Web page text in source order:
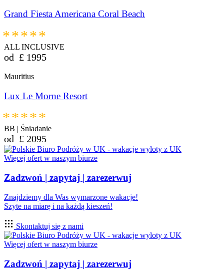
Grand Fiesta Americana Coral Beach
*****
ALL INCLUSIVE
od £ 1995
Mauritius
Lux Le Morne Resort
*****
BB | Śniadanie
od £ 2095
Więcej ofert w naszym biurze
Zadzwoń | zapytaj | zarezerwuj
Znajdziemy dla Was wymarzone wakacje!
Szyte na miarę i na każdą kieszeń!
Skontaktuj się z nami
Więcej ofert w naszym biurze
Zadzwoń | zapytaj | zarezerwuj